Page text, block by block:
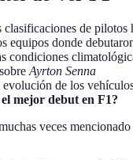
clasificaciones de pilotos
equipos donde
condiciones
Ayrton Senna
de los
mejor debut en F1?
veces